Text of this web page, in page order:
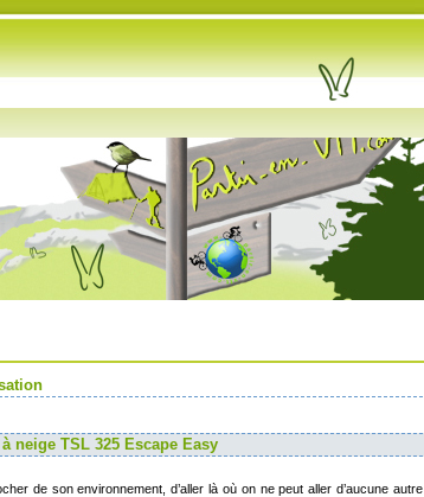
neige TSL 325 Escape Easy
de son environnement, d’aller là où on ne peut aller d’aucune autre